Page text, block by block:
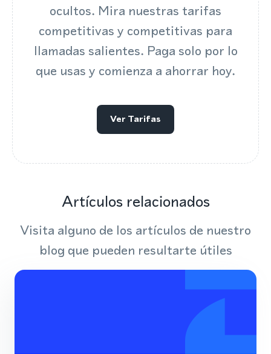
ocultos. Mira nuestras tarifas
competitivas y competitivas para
llamadas salientes. Paga solo por lo
que usas y comienza a ahorrar hoy.
Ver Tarifas
Artículos relacionados
Visita alguno de los artículos de nuestro
blog que pueden resultarte útiles